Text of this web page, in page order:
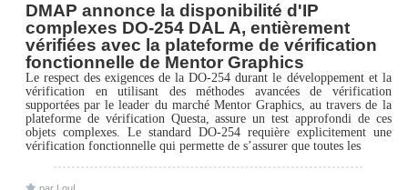
DMAP annonce la disponibilité d'IP
complexes DO-254 DAL A, entièrement
vérifiées avec la plateforme de vérification
fonctionnelle de Mentor Graphics
Le respect des exigences de la DO-254 durant le développement et la
vérification en utilisant des méthodes avancées de vérification
supportées par le leader du marché Mentor Graphics, au travers de la
plateforme de vérification Questa, assure un test approfondi de ces
objets complexes. Le standard DO-254 requière explicitement une
vérification fonctionnelle qui permette de s’assurer que toutes les